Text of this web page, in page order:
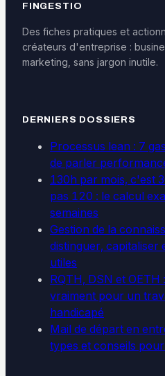
FINGESTIO
Des fiches pratiques et
créateurs d'entreprise :
marketing, sans jargon inutile.
DERNIERS DOSSIERS
Processus lean : 7
de parler
130h par mois, c'est
pas 120 : le calcul
semaines
Gestion de la
distinguer, capitaliser
utiles
RQTH, DSN et OETH
vraiment pour un
handicapé
Mail de départ en
types et conseils